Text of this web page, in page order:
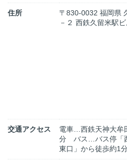
住所
〒830-0032 福岡県
－２ 西鉄久留米駅
交通アクセス
電車…西鉄天神大牟
分 バス…バス停「
東口」から徒歩約1